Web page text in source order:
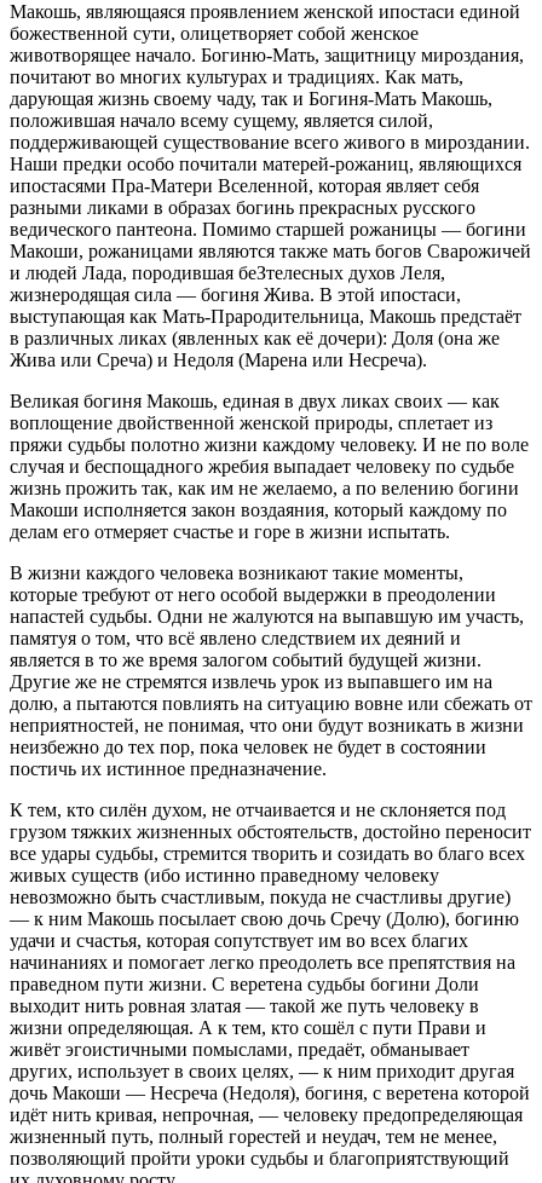
Макошь, являющаяся проявлением женской ипостаси единой
божественной сути, олицетворяет собой женское
животворящее начало. Богиню-Мать, защитницу мироздания,
почитают во многих культурах и традициях. Как мать,
дарующая жизнь своему чаду, так и Богиня-Мать Макошь,
положившая начало всему сущему, является силой,
поддерживающей существование всего живого в мироздании.
Наши предки особо почитали матерей-рожаниц, являющихся
ипостасями Пра-Матери Вселенной, которая являет себя
разными ликами в образах богинь прекрасных русского
ведического пантеона. Помимо старшей рожаницы — богини
Макоши, рожаницами являются также мать богов Сварожичей
и людей Лада, породившая беЗтелесных духов Леля,
жизнеродящая сила — богиня Жива. В этой ипостаси,
выступающая как Мать-Прародительница, Макошь предстаёт
в различных ликах (явленных как её дочери): Доля (она же
Жива или Среча) и Недоля (Марена или Несреча).
Великая богиня Макошь, единая в двух ликах своих — как
воплощение двойственной женской природы, сплетает из
пряжи судьбы полотно жизни каждому человеку. И не по воле
случая и беспощадного жребия выпадает человеку по судьбе
жизнь прожить так, как им не желаемо, а по велению богини
Макоши исполняется закон воздаяния, который каждому по
делам его отмеряет счастье и горе в жизни испытать.
В жизни каждого человека возникают такие моменты,
которые требуют от него особой выдержки в преодолении
напастей судьбы. Одни не жалуются на выпавшую им участь,
памятуя о том, что всё явлено следствием их деяний и
является в то же время залогом событий будущей жизни.
Другие же не стремятся извлечь урок из выпавшего им на
долю, а пытаются повлиять на ситуацию вовне или сбежать от
неприятностей, не понимая, что они будут возникать в жизни
неизбежно до тех пор, пока человек не будет в состоянии
постичь их истинное предназначение.
К тем, кто силён духом, не отчаивается и не склоняется под
грузом тяжких жизненных обстоятельств, достойно переносит
все удары судьбы, стремится творить и созидать во благо всех
живых существ (ибо истинно праведному человеку
невозможно быть счастливым, покуда не счастливы другие)
— к ним Макошь посылает свою дочь Сречу (Долю), богиню
удачи и счастья, которая сопутствует им во всех благих
начинаниях и помогает легко преодолеть все препятствия на
праведном пути жизни. С веретена судьбы богини Доли
выходит нить ровная златая — такой же путь человеку в
жизни определяющая. А к тем, кто сошёл с пути Прави и
живёт эгоистичными помыслами, предаёт, обманывает
других, использует в своих целях, — к ним приходит другая
дочь Макоши — Несреча (Недоля), богиня, с веретена которой
идёт нить кривая, непрочная, — человеку предопределяющая
жизненный путь, полный горестей и неудач, тем не менее,
позволяющий пройти уроки судьбы и благоприятствующий